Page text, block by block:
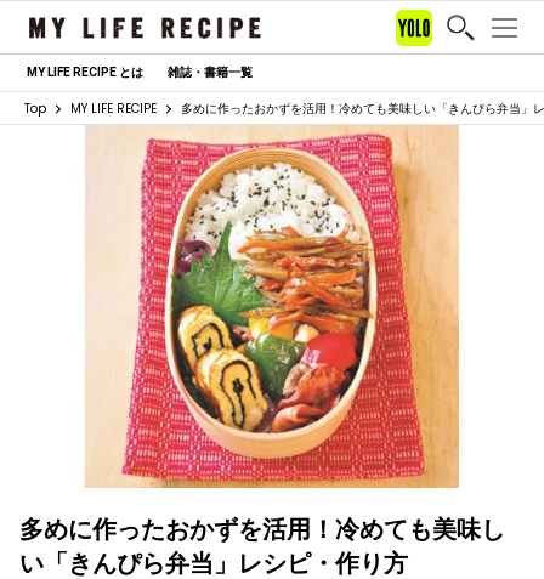
MY LIFE RECIPE とは 雑誌・書籍一覧
Top MY LIFE RECIPE 多めに作ったおかずを活用！冷めても美味しい「きんぴら弁当」
多めに作ったおかずを活用！冷めても美味し
い「きんぴら弁当」レシピ・作り方